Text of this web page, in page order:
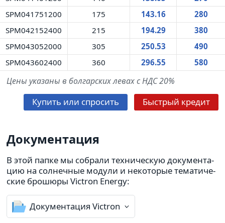
SPM041751200
175 143.16
280
SPM042152400
215 194.29
380
SPM043052000
305 250.53
490
SPM043602400
360 296.55 580
Цены указаны в болгарских левах с НДС 20%
Быстрый кредит
Купить или спро­сить
Докумен­та­ция
В этой папке мы собрали тех­ни­че­скую доку­мен­та­
цию на сол­неч­ные модули и неко­то­рые тема­ти­че­
ские бро­шюры Victron Energy:
Докумен­та­ция Victron